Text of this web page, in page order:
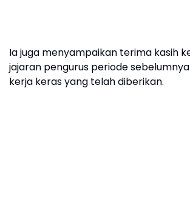
Ia juga menyampaikan terima kasih
jajaran pengurus periode
kerja keras yang telah diberikan.